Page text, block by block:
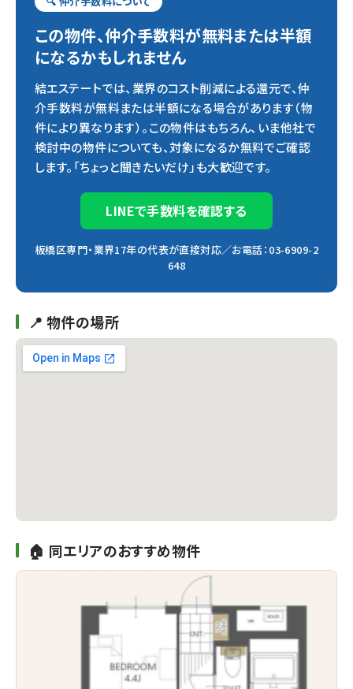
この物件、仲介手数料が無料または半額
になるかもしれません
結エステートでは、業界のコスト削減による還元で、仲
介手数料が無料または半額になる場合があります（物
件により異なります）。この物件はもちろん、いま他社で
検討中の物件についても、対象になるか無料でご確認
します。「ちょっと聞きたいだけ」も大歓迎です。
LINEで手数料を確認する
板橋区専門・業界17年の代表が直接対応／お電話：03-6909-2
648
📍 物件の場所
🏠 同エリアのおすすめ物件